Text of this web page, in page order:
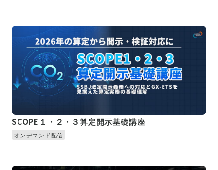
SCOPE１・２・３算定開示基礎講座
オンデマンド配信